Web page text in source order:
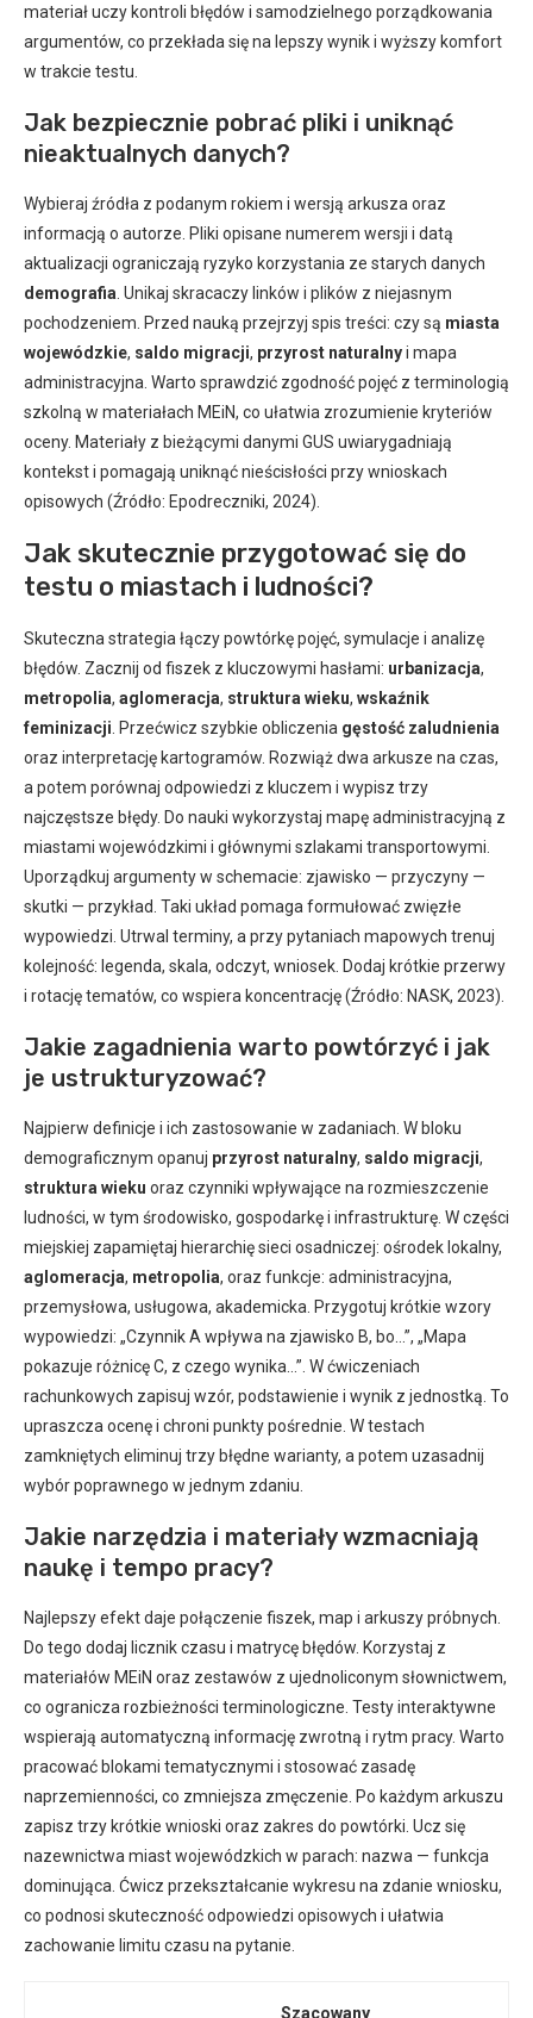
materiał uczy kontroli błędów i samodzielnego porządkowania
argumentów, co przekłada się na lepszy wynik i wyższy komfort
w trakcie testu.
Jak bezpiecznie pobrać pliki i uniknąć
nieaktualnych danych?
Wybieraj źródła z podanym rokiem i wersją arkusza oraz
informacją o autorze. Pliki opisane numerem wersji i datą
aktualizacji ograniczają ryzyko korzystania ze starych danych
demografia . Unikaj skracaczy linków i plików z niejasnym
pochodzeniem. Przed nauką przejrzyj spis treści: czy są miasta
wojewódzkie, saldo migracji, przyrost naturalnyi mapa
administracyjna. Warto sprawdzić zgodność pojęć z terminologią
szkolną w materiałach MEiN, co ułatwia zrozumienie kryteriów
oceny. Materiały z bieżącymi danymi GUS uwiarygadniają
kontekst i pomagają uniknąć nieścisłości przy wnioskach
opisowych (Źródło: Epodreczniki, 2024).
Jak skutecznie przygotować się do
testu o miastach i ludności?
Skuteczna strategia łączy powtórkę pojęć, symulacje i analizę
błędów. Zacznij od fiszek z kluczowymi hasłami: urbanizacja,
metropolia, aglomeracja, struktura wieku, wskaźnik
feminizacji . Przećwicz szybkie obliczenia gęstość zaludnienia
oraz interpretację kartogramów. Rozwiąż dwa arkusze na czas,
a potem porównaj odpowiedzi z kluczem i wypisz trzy
najczęstsze błędy. Do nauki wykorzystaj mapę administracyjną z
miastami wojewódzkimi i głównymi szlakami transportowymi.
Uporządkuj argumenty w schemacie: zjawisko — przyczyny —
skutki — przykład. Taki układ pomaga formułować zwięzłe
wypowiedzi. Utrwal terminy, a przy pytaniach mapowych trenuj
kolejność: legenda, skala, odczyt, wniosek. Dodaj krótkie przerwy
i rotację tematów, co wspiera koncentrację (Źródło: NASK, 2023).
Jakie zagadnienia warto powtórzyć i jak
je ustrukturyzować?
Najpierw definicje i ich zastosowanie w zadaniach. W bloku
demograficznym opanuj przyrost naturalny, saldo migracji,
struktura wieku oraz czynniki wpływające na rozmieszczenie
ludności, w tym środowisko, gospodarkę i infrastrukturę. W części
miejskiej zapamiętaj hierarchię sieci osadniczej: ośrodek lokalny,
aglomeracja, metropolia, oraz funkcje: administracyjna,
przemysłowa, usługowa, akademicka. Przygotuj krótkie wzory
wypowiedzi: „Czynnik A wpływa na zjawisko B, bo…”, „Mapa
pokazuje różnicę C, z czego wynika…”. W ćwiczeniach
rachunkowych zapisuj wzór, podstawienie i wynik z jednostką. To
upraszcza ocenę i chroni punkty pośrednie. W testach
zamkniętych eliminuj trzy błędne warianty, a potem uzasadnij
wybór poprawnego w jednym zdaniu.
Jakie narzędzia i materiały wzmacniają
naukę i tempo pracy?
Najlepszy efekt daje połączenie fiszek, map i arkuszy próbnych.
Do tego dodaj licznik czasu i matrycę błędów. Korzystaj z
materiałów MEiN oraz zestawów z ujednoliconym słownictwem,
co ogranicza rozbieżności terminologiczne. Testy interaktywne
wspierają automatyczną informację zwrotną i rytm pracy. Warto
pracować blokami tematycznymi i stosować zasadę
naprzemienności, co zmniejsza zmęczenie. Po każdym arkuszu
zapisz trzy krótkie wnioski oraz zakres do powtórki. Ucz się
nazewnictwa miast wojewódzkich w parach: nazwa — funkcja
dominująca. Ćwicz przekształcanie wykresu na zdanie wniosku,
co podnosi skuteczność odpowiedzi opisowych i ułatwia
zachowanie limitu czasu na pytanie.
Szacowany